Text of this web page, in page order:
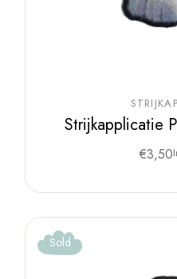
Strijkapplicatie
€3,50
Sold